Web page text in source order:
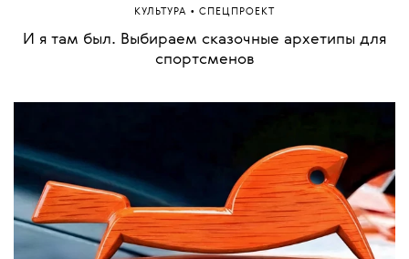
КРАСОТА• СПЕЦПРОЕКТ